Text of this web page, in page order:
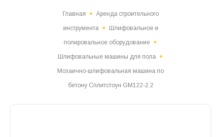
Главная Аренда строительного
инструмента Шлифовальное и
полировальное оборудование
Шлифовальные машины для пола
Мозаично-шлифовальная машина по
бетону Сплитстоун GM122-2.2